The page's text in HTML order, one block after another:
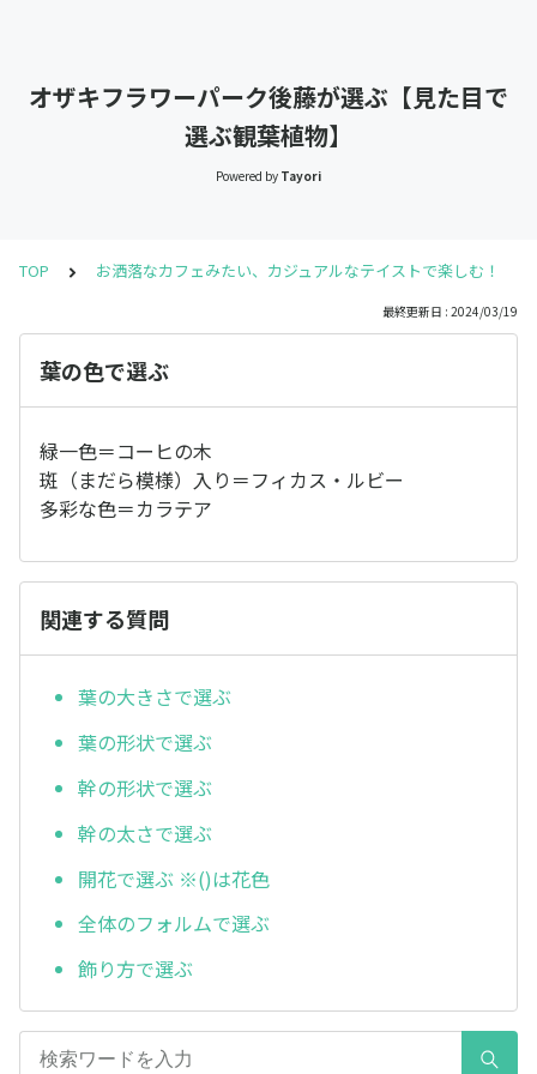
オザキフラワーパーク後藤が選ぶ【見た目で
選ぶ観葉植物】
Powered by Tayori
TOP お洒落なカフェみたい、カジュアルなテイストで楽しむ！
最終更新日 : 2024/03/19
葉の色で選ぶ
緑一色＝コーヒの木
斑（まだら模様）入り＝フィカス・ルビー
多彩な色＝カラテア
関連する質問
葉の大きさで選ぶ
葉の形状で選ぶ
幹の形状で選ぶ
幹の太さで選ぶ
開花で選ぶ ※()は花色
全体のフォルムで選ぶ
飾り方で選ぶ